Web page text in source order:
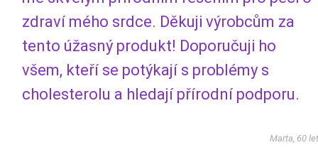
zdraví mého srdce. Děkuji výrobcům za
tento úžasný produkt! Doporučuji ho
všem, kteří se potýkají s problémy s
cholesterolu a hledají přírodní podporu.
Marta, 60 let